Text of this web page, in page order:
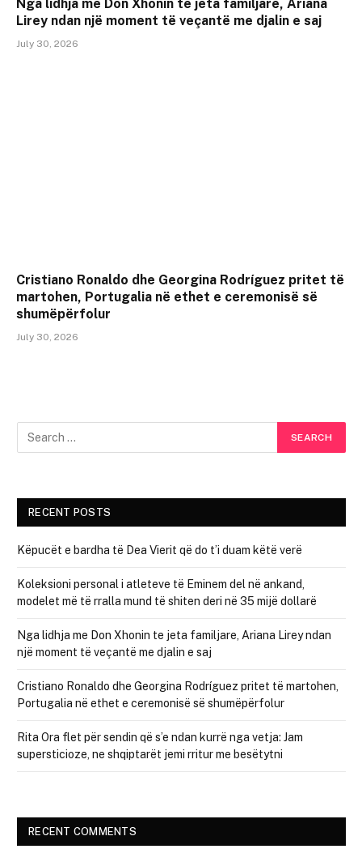
Nga lidhja me Don Xhonin te jeta familjare, Ariana
Lirey ndan një moment të veçantë me djalin e saj
July 30, 2026
Cristiano Ronaldo dhe Georgina Rodríguez pritet të
martohen, Portugalia në ethet e ceremonisë së
shumëpërfolur
July 30, 2026
RECENT POSTS
Këpucët e bardha të Dea Vierit që do t’i duam këtë verë
Koleksioni personal i atleteve të Eminem del në ankand,
modelet më të rralla mund të shiten deri në 35 mijë dollarë
Nga lidhja me Don Xhonin te jeta familjare, Ariana Lirey ndan
një moment të veçantë me djalin e saj
Cristiano Ronaldo dhe Georgina Rodríguez pritet të martohen,
Portugalia në ethet e ceremonisë së shumëpërfolur
Rita Ora flet për sendin që s’e ndan kurrë nga vetja: Jam
supersticioze, ne shqiptarët jemi rritur me besëtytni
RECENT COMMENTS